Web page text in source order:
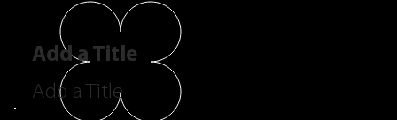
Add a Title
Add a Title